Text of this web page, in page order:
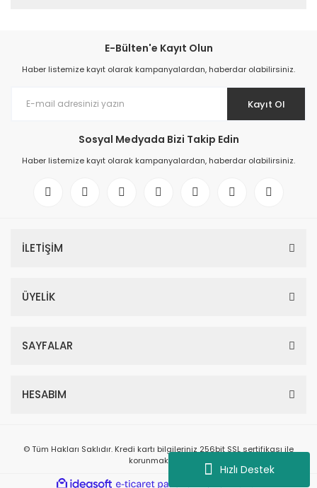
Hızlı Destek
E-Bülten'e Kayıt Olun
Haber listemize kayıt olarak kampanyalardan, haberdar olabilirsiniz.
Kayıt Ol
Sosyal Medyada Bizi Takip Edin
Haber listemize kayıt olarak kampanyalardan, haberdar olabilirsiniz.
İLETİŞİM
ÜYELİK
SAYFALAR
HESABIM
© Tüm Hakları Saklıdır. Kredi kartı bilgileriniz 256bit SSL sertifikası ile
korunmaktadır.
ideasoft